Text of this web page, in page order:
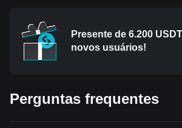
Presente de 6.200
novos usuários!
Perguntas frequentes